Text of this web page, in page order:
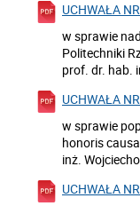
UCHWAŁA
w sprawie
Politechniki
prof. dr. hab.
UCHWAŁA
w sprawie
honoris
inż.
UCHWAŁA